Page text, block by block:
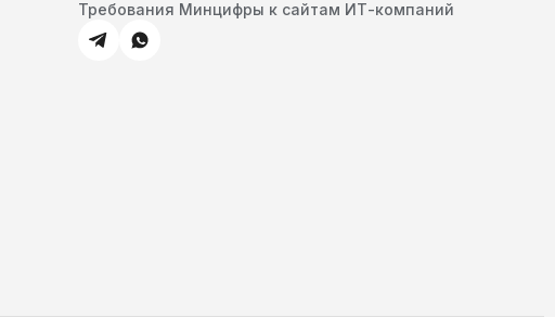
Требования Минцифры к сайтам ИТ-компаний